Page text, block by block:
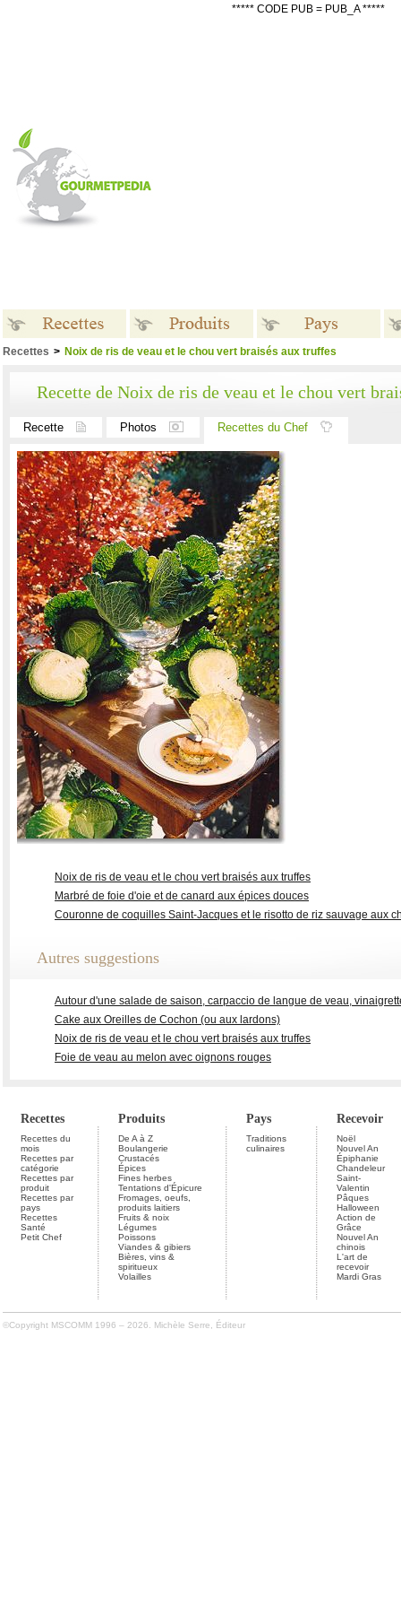
***** CODE PUB = PUB_A *****
Recettes > Noix de ris de veau et le chou vert braisés aux truffes
Recette de Noix de ris de veau et le chou vert
Recette Photos Recettes du Chef
Noix de ris de veau et le chou vert braisés aux truffes
Marbré de foie d'oie et de canard aux épices douces
Couronne de coquilles Saint-Jacques et le risotto de riz sauvage aux
Autres suggestions
Autour d'une salade de saison, carpaccio de langue de veau,
Cake aux Oreilles de Cochon (ou aux lardons)
Noix de ris de veau et le chou vert braisés aux truffes
Foie de veau au melon avec oignons rouges
Recettes Produits Pays Recevoir
Recettes du
mois
Recettes par
catégorie
Recettes par
produit
Recettes par
pays
Recettes
Santé
Petit Chef
De A à Z
Boulangerie
Crustacés
Épices
Fines herbes
Tentations d'Épicure
Fromages, oeufs,
produits laitiers
Fruits & noix
Légumes
Poissons
Viandes & gibiers
Bières, vins &
spiritueux
Volailles
Traditions
culinaires
Noël
Nouvel An
Épiphanie
Chandeleur
Saint-
Valentin
Pâques
Halloween
Action de
Grâce
Nouvel An
chinois
L'art de
recevoir
Mardi Gras
©Copyright MSCOMM 1996 – 2026. Michèle Serre, Éditeur
Recettes Produits